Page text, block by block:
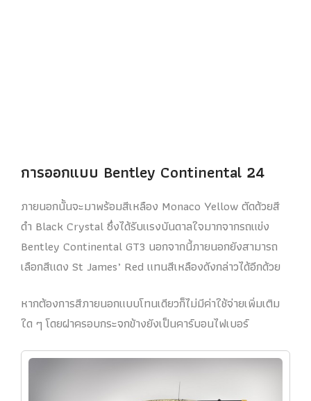
การออกแบบ Bentley Continental 24
ภายนอกนั้นจะมาพร้อมสีเหลือง Monaco Yellow ตัดด้วยสี
ดำ Black Crystal ซึ่งได้รับแรงบันดาลใจมากจากรถแข่ง
Bentley Continental GT3 นอกจากนี้ภายนอกยังสามารถ
เลือกสีแดง St James’ Red แทนสีเหลืองดังกล่าวได้อีกด้วย
หากต้องการสีภายนอกแบบโทนเดียวก็ไม่มีค่าใช้จ่ายเพิ่มเติม
ใด ๆ โดยฝาครอบกระจกข้างยังเป็นคาร์บอนไฟเบอร์